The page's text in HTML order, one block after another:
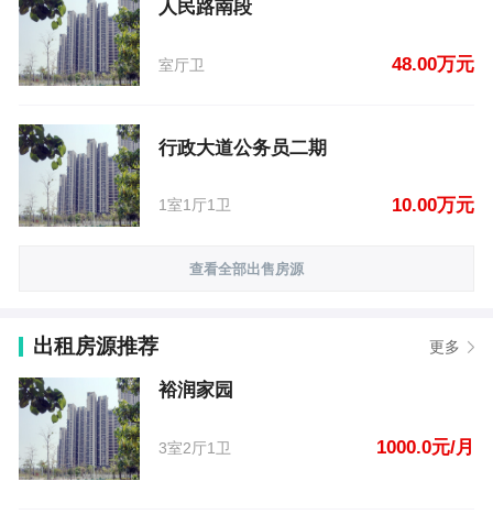
人民路南段
室厅卫 48.00万元
行政大道公务员二期
1室1厅1卫 10.00万元
查看全部出售房源
出租房源推荐 更多
裕润家园
3室2厅1卫 1000.0元/月